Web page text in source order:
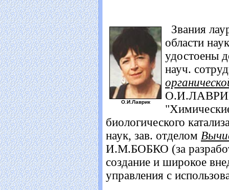
О.И.Лаврик
Звания
области
удостоены
науч.
О.И.ЛАВРИК
биологического
наук, зав. отделом
И.М.БОБКО (за
создание и широкое
управления с